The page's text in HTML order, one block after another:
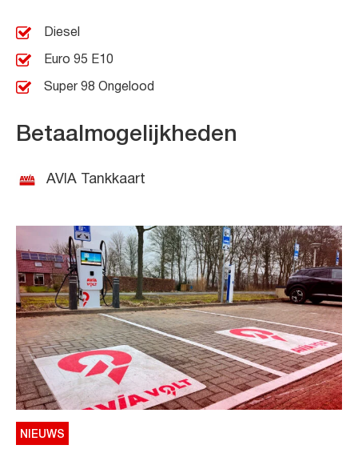
Diesel
Euro 95 E10
Super 98 Ongelood
Betaalmogelijkheden
AVIA Tankkaart
NIEUWS